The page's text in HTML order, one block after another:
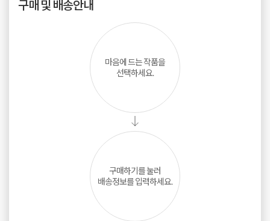
구매 및 배송안내
마음에 드는 작품을
선택하세요.
구매하기를 눌러
배송정보를 입력하세요.